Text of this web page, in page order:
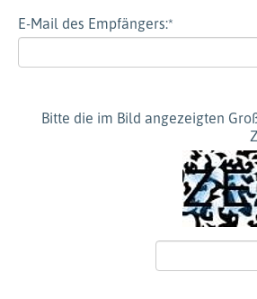
E-Mail des Empfängers:*
Bitte die im Bild angezeigten